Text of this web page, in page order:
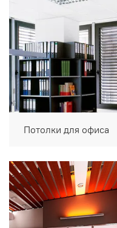
Потолки для офиса